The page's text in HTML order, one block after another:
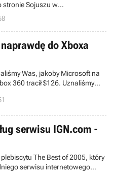
stronie Sojuszu w
podtytuł The Burning
Entertainment wciąż
o Murlockach, a kolejne
onu opublikowana na łamach
Games.
do Xboxa
Was, jakoby Microsoft na
360 tracił $126. Uznaliśmy
się może okazać, „spora” to
trzeba będzie mniej więcej
serwisu IGN.com -
The Best of 2005, który
serwisu internetowego